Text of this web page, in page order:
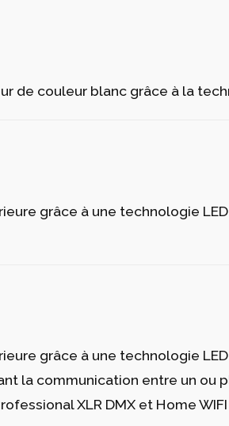
de couleur blanc grâce à la
grâce à une technologie
grâce à une technologie
la communication entre un ou
XLR DMX et Home WIFI